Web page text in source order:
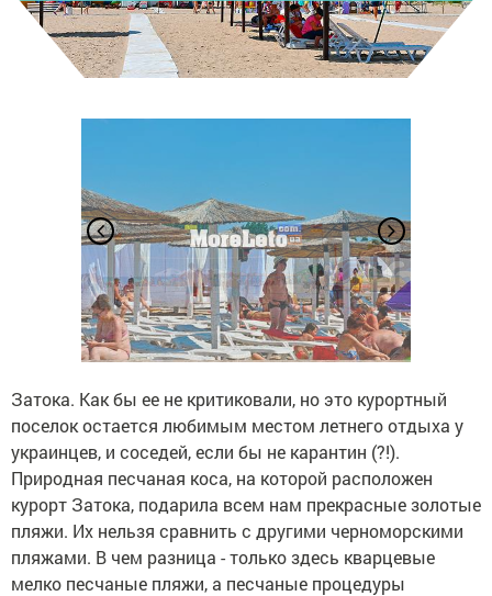
Затока. Как бы ее не критиковали, но это курортный
поселок остается любимым местом летнего отдыха у
украинцев, и соседей, если бы не карантин (?!).
Природная песчаная коса, на которой расположен
курорт Затока, подарила всем нам прекрасные золотые
пляжи. Их нельзя сравнить с другими черноморскими
пляжами. В чем разница - только здесь кварцевые
мелко песчаные пляжи, а песчаные процедуры